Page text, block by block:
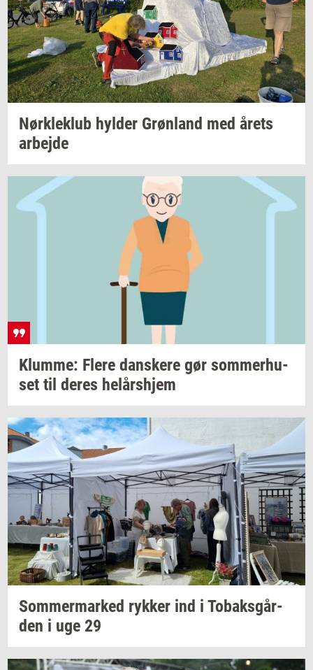
Nørk­le­klub hyl­der Grøn­land med årets
ar­bej­de
Klum­me: Flere dan­ske­re gør som­mer­hu­
set til deres helårs­hjem
Som­mer­mar­ked ryk­ker ind i To­baks­går­
den i uge 29